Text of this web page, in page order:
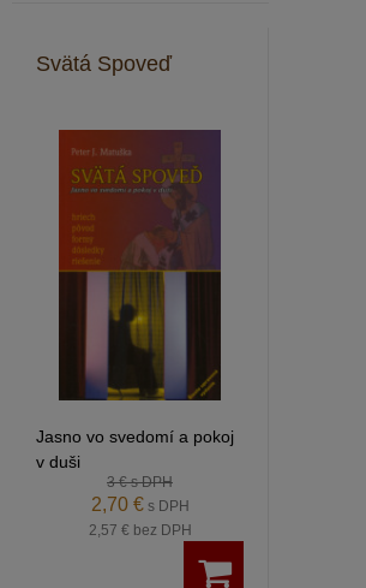
Svätá Spoveď
Jasno vo svedomí a pokoj
v duši
3 €s DPH
2,70 € s DPH
2,57 € bez DPH